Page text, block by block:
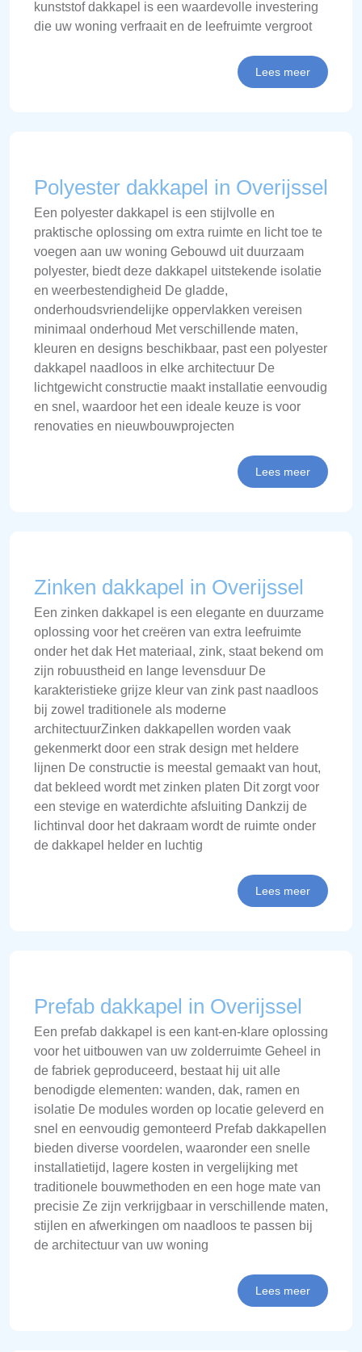
kunststof dakkapel is een waardevolle investering
die uw woning verfraait en de leefruimte vergroot
Lees meer
Polyester dakkapel in Overijssel
Een polyester dakkapel is een stijlvolle en
praktische oplossing om extra ruimte en licht toe te
voegen aan uw woning Gebouwd uit duurzaam
polyester, biedt deze dakkapel uitstekende isolatie
en weerbestendigheid De gladde,
onderhoudsvriendelijke oppervlakken vereisen
minimaal onderhoud Met verschillende maten,
kleuren en designs beschikbaar, past een polyester
dakkapel naadloos in elke architectuur De
lichtgewicht constructie maakt installatie eenvoudig
en snel, waardoor het een ideale keuze is voor
renovaties en nieuwbouwprojecten
Lees meer
Zinken dakkapel in Overijssel
Een zinken dakkapel is een elegante en duurzame
oplossing voor het creëren van extra leefruimte
onder het dak Het materiaal, zink, staat bekend om
zijn robuustheid en lange levensduur De
karakteristieke grijze kleur van zink past naadloos
bij zowel traditionele als moderne
architectuurZinken dakkapellen worden vaak
gekenmerkt door een strak design met heldere
lijnen De constructie is meestal gemaakt van hout,
dat bekleed wordt met zinken platen Dit zorgt voor
een stevige en waterdichte afsluiting Dankzij de
lichtinval door het dakraam wordt de ruimte onder
de dakkapel helder en luchtig
Lees meer
Prefab dakkapel in Overijssel
Een prefab dakkapel is een kant-en-klare oplossing
voor het uitbouwen van uw zolderruimte Geheel in
de fabriek geproduceerd, bestaat hij uit alle
benodigde elementen: wanden, dak, ramen en
isolatie De modules worden op locatie geleverd en
snel en eenvoudig gemonteerd Prefab dakkapellen
bieden diverse voordelen, waaronder een snelle
installatietijd, lagere kosten in vergelijking met
traditionele bouwmethoden en een hoge mate van
precisie Ze zijn verkrijgbaar in verschillende maten,
stijlen en afwerkingen om naadloos te passen bij
de architectuur van uw woning
Lees meer